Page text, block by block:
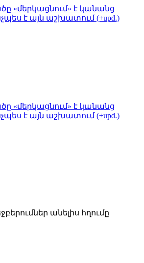
«մերկացնում» է կանանց
է այն աշխատում (+upd.)
«մերկացնում» է կանանց
է այն աշխատում (+upd.)
անելիս հղումը